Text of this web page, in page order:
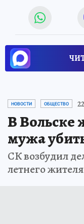
НОВОСТИ ОБЩЕСТВО
В Вольске
мужа
СК возбудил
летнего